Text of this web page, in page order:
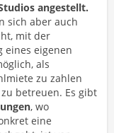
angestellt.
sich aber auch
mit der
eines eigenen
als
zu zahlen
betreuen. Es gibt
, wo
eine